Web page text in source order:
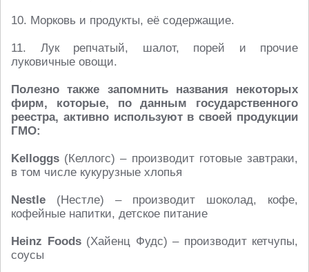
10. Морковь и продукты, её содержащие.
11. Лук репчатый, шалот, порей и прочие
луковичные овощи.
Полезно также запомнить названия некоторых
фирм, которые, по данным государственного
реестра, активно используют в своей продукции
ГМО:
Kelloggs (Келлогс) – производит готовые завтраки,
в том числе кукурузные хлопья
Nestle (Нестле) – производит шоколад, кофе,
кофейные напитки, детское питание
Heinz Foods(Хайенц Фудс) – производит кетчупы,
соусы